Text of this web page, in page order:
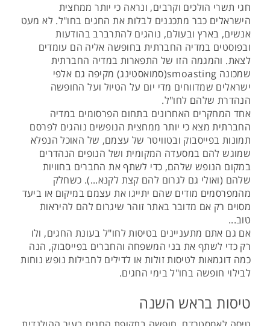
חגי תשרי הולכים וקרבים, ונראה כי יותר ממחצית
הישראלים כבר מתכננים לבלות את החגים בחו"ל. לא מעט
אנשים, בארץ ובעולם, נוהגים להתרברב בהודעות
ובפוסטים במדיה החברתית בחופשה אליה הם עומדים
לצאת. והמגמה הזו של התפארות במדיה החברתית
שמכונה smoasting(סמואסטינג) מקיפה גם אלפי
ישראלים שמדווחים מדי יום על הטיול ועל החופשה
הנהדרת שלהם לחו"ל.
אחד המחקרים האחרונים בתחום הפרסומים במדיה
החברתית מצא כי יותר ממחצית הנופשים נוהגים לפרסם
תמונות בפייסבוק ובטוויטר של עצמם, של האוכל הנפלא
שמוגש להם במסעדה המקומית ושל הנופים הנהדרים
במקום הנופש שלהם, כדי לשתף את החברים בחוויות
שלהם (ואולי גם לגרום להם קצת לקנא...). כשחלק
מהמפרסמים מודים שהם יתייגו את עצמם במיקום או ביעד
מסוים רק אם מדובר באתר זוהר שיגרום להם להיראות
טוב...
אם גם אתם מתעניינים בטיסות לחו"ל בעונת החגים, ולו
רק כדי לשתף את בני המשפחה והחברים בפייסבוק, הנה
כמה דוגמאות לטיסות זולות או לדילים לחבילות נופש נוחות
לבילוי חופשה בחו"ל בימי החגים.
טיסות בראש השנה